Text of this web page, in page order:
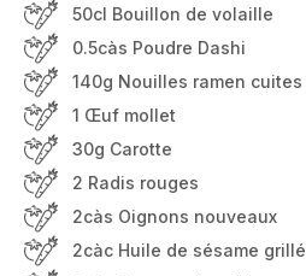
50cl Bouillon de volaille
0.5càs Poudre Dashi
140g Nouilles ramen cuites
1 Œuf mollet
30g Carotte
2 Radis rouges
2càs Oignons nouveaux
2càc Huile de sésame grillé